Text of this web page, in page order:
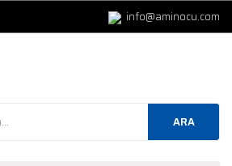
info@aminocu.com
ARA